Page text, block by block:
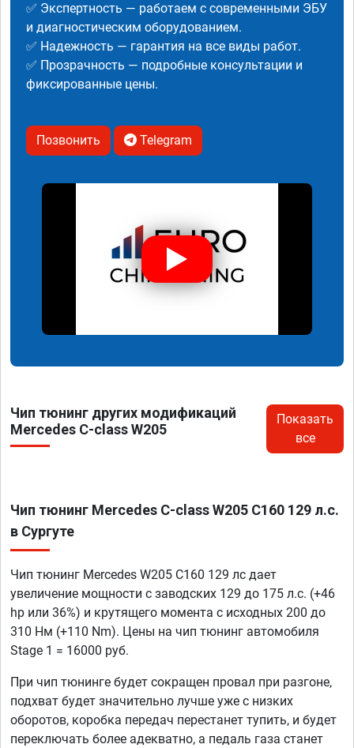
✅ Экспертность — работаем с современными ЭБУ
и диагностическим оборудованием.
✅ Надежность — гарантия на все виды работ.
✅ Прозрачность — подробные консультации и
фиксированные цены.
Позвонить Telegram
Чип тюнинг других модификаций
Mercedes C-class W205
Показать
все
Чип тюнинг Mercedes C-class W205 C160 129 л.с.
в Сургуте
Чип тюнинг Mercedes W205 C160 129 лс дает
увеличение мощности с заводских 129 до 175 л.с. (+46
hp или 36%) и крутящего момента с исходных 200 до
310 Нм (+110 Nm). Цены на чип тюнинг автомобиля
Stage 1 = 16000 руб.
При чип тюнинге будет сокращен провал при разгоне,
подхват будет значительно лучше уже с низких
оборотов, коробка передач перестанет тупить, и будет
переключать более адекватно, а педаль газа станет